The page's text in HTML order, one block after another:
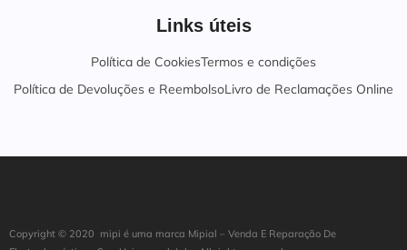
Links úteis
Política de CookiesTermos e condições
Política de Devoluções e ReembolsoLivro de Reclamações Online
Copyright © 2020 mipi é uma marca Mipial – Venda E Reparação De